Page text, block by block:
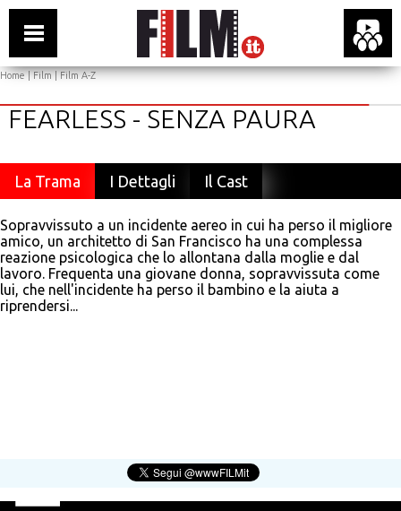
Home|Film|Film A-Z
FEARLESS - SENZA PAURA
La Trama I Dettagli Il Cast
Sopravvissuto a un incidente aereo in cui ha perso il migliore
amico, un architetto di San Francisco ha una complessa
reazione psicologica che lo allontana dalla moglie e dal
lavoro. Frequenta una giovane donna, sopravvissuta come
lui, che nell'incidente ha perso il bambino e la aiuta a
riprendersi...